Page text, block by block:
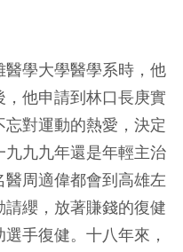
學大學醫學系時，他
他申請到林口長庚實
對運動的熱愛，決定
九九年還是年輕主治
周適偉都會到高雄左
纓，放著賺錢的復健
手復健。十八年來，